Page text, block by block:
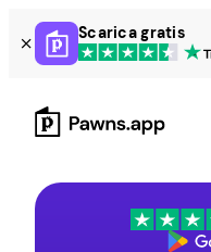
Skip
to
content
Scarica gratis